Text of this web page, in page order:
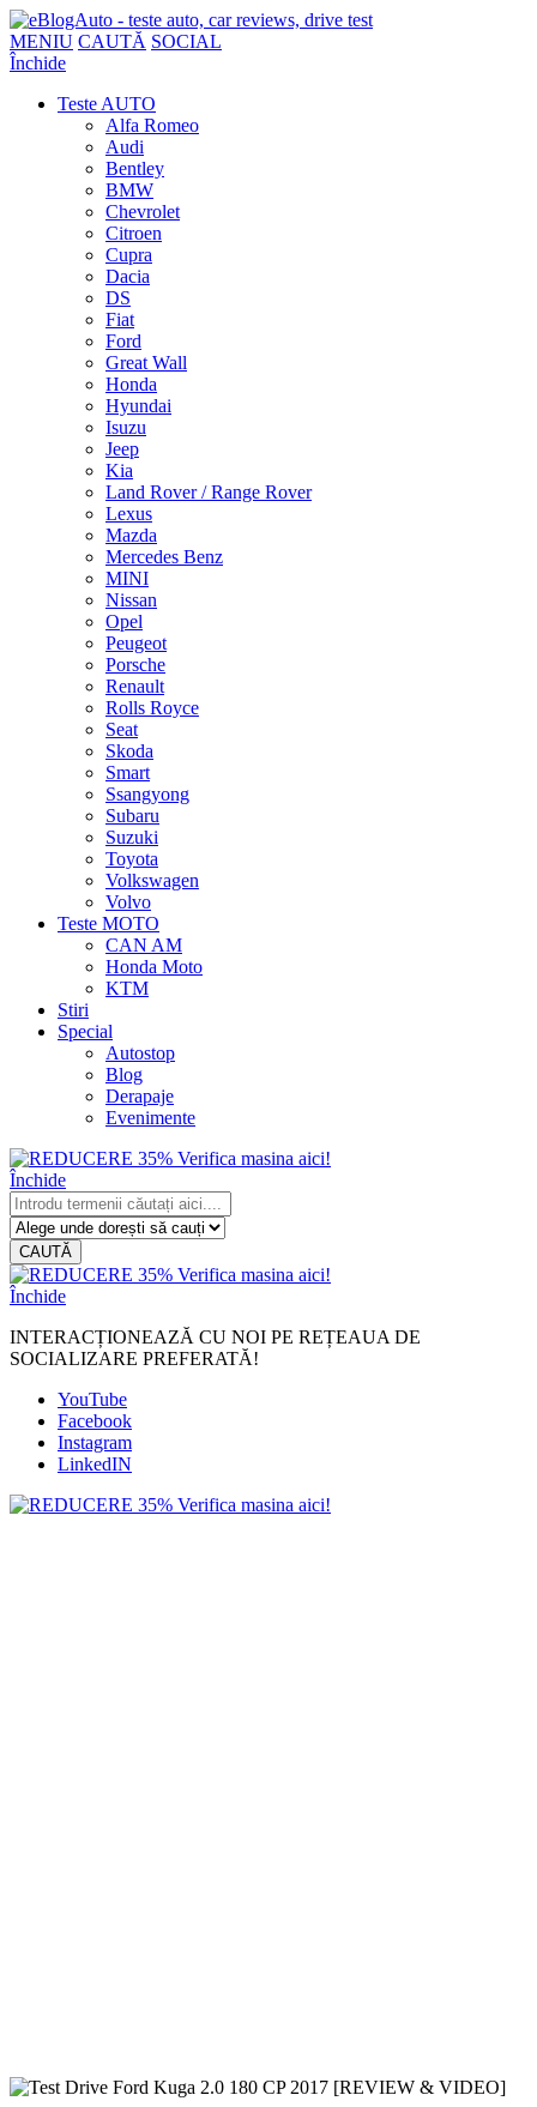
MENIU CAUTĂ SOCIAL
Închide
Teste AUTO
Alfa Romeo
Audi
Bentley
BMW
Chevrolet
Citroen
Cupra
Dacia
DS
Fiat
Ford
Great Wall
Honda
Hyundai
Isuzu
Jeep
Kia
Land Rover / Range Rover
Lexus
Mazda
Mercedes Benz
MINI
Nissan
Opel
Peugeot
Porsche
Renault
Rolls Royce
Seat
Skoda
Smart
Ssangyong
Subaru
Suzuki
Toyota
Volkswagen
Volvo
Teste MOTO
CAN AM
Honda Moto
KTM
Stiri
Special
Autostop
Blog
Derapaje
Evenimente
Închide
CAUTĂ
Închide
INTERACȚIONEAZĂ CU NOI PE REȚEAUA DE
SOCIALIZARE PREFERATĂ!
YouTube
Facebook
Instagram
LinkedIN